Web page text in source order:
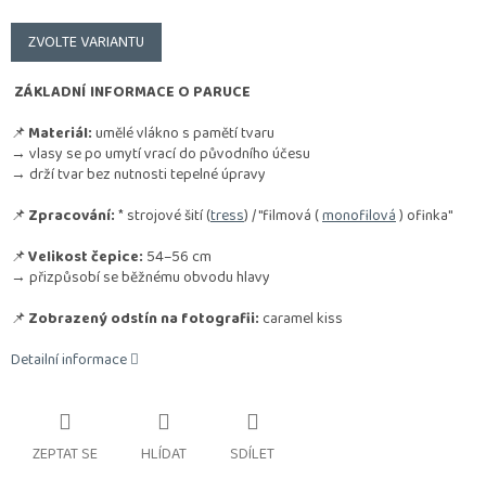
Měrná
cena:
ZVOLTE VARIANTU
ZÁKLADNÍ INFORMACE O PARUCE
📌Materiál:umělé vlákno s pamětí tvaru
→ vlasy se po umytí vrací do původního účesu
→ drží tvar bez nutnosti tepelné úpravy
📌Zpracování:* strojové šití (tress) / "filmová (monofilová) ofinka"
📌Velikost čepice: 54–56 cm
→ přizpůsobí se běžnému obvodu hlavy
📌Zobrazený odstín na fotografii: caramel kiss
Detailní informace
ZEPTAT SE HLÍDAT SDÍLET